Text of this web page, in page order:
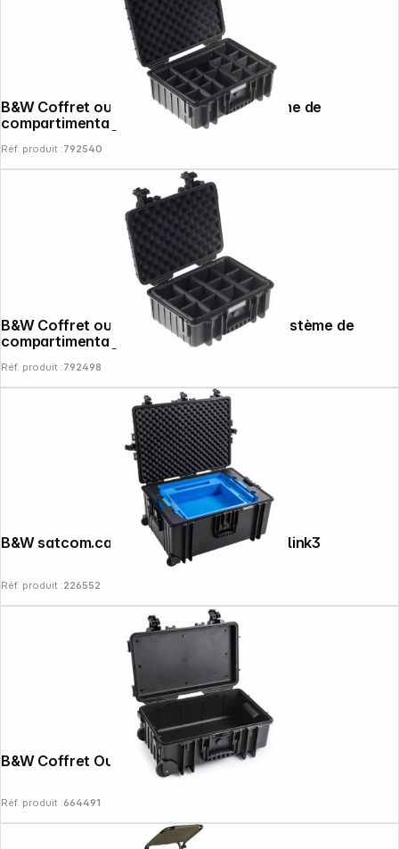
B&W Coffret outdoor 5000 noir + système de
compartimentage
Réf. produit :792540
B&W Coffret outdoor type 4000 noir+ système de
compartimentage
Réf. produit :792498
B&W satcom.case PP.1570 noir pour Starlink3
Réf. produit :226552
B&W Coffret Outdoor Type 6600 noir
Réf. produit :664491